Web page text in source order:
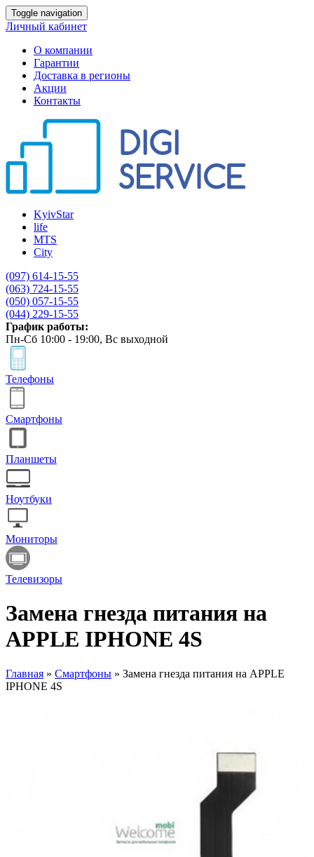
Toggle navigation
Личный кабинет
О компании
Гарантии
Доставка в регионы
Акции
Контакты
KyivStar
life
MTS
City
(097) 614-15-55
(063) 724-15-55
(050) 057-15-55
(044) 229-15-55
График работы:
Пн-Сб 10:00 - 19:00, Вс выходной
Телефоны
Смартфоны
Планшеты
Ноутбуки
Мониторы
Телевизоры
Замена гнезда питания на
APPLE IPHONE 4S
Главная » Смартфоны » Замена гнезда питания на APPLE
IPHONE 4S